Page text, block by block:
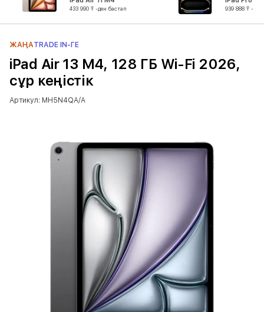
433 990 ₸ -ден бастап 939 888 ₸ -ден
ЖАҢАTRADE IN-ГЕ
iPad Air 13 M4, 128 ГБ Wi-Fi 2026,
сұр кеңістік
Артикул: MH5N4QA/A